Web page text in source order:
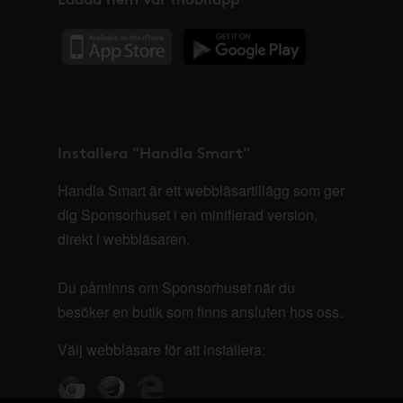
Installera "Handla Smart"
Handla Smart är ett webbläsartillägg som ger
dig Sponsorhuset i en minifierad version,
direkt i webbläsaren.
Du påminns om Sponsorhuset när du
besöker en butik som finns ansluten hos oss.
Välj webbläsare för att installera: